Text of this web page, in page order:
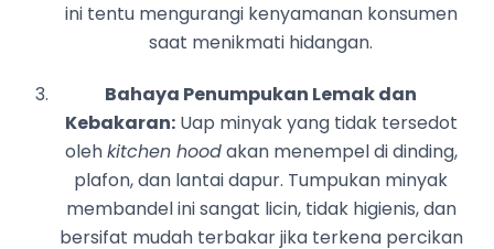
ini tentu mengurangi kenyamanan konsumen
saat menikmati hidangan.
Bahaya Penumpukan Lemak dan
Kebakaran:Uap minyak yang tidak tersedot
olehkitchen hoodakan menempel di dinding,
plafon, dan lantai dapur. Tumpukan minyak
membandel ini sangat licin, tidak higienis, dan
bersifat mudah terbakar jika terkena percikan